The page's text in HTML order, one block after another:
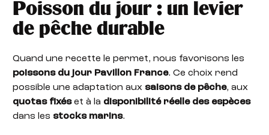
Poisson du jour : un levier
de pêche durable
Quand une recette le permet, nous favorisons les
poissons du jour Pavillon France. Ce choix rend
possible une adaptation aux saisons de pêche, aux
quotas fixéset à la disponibilité réelle des espèces
dans les stocks marins.